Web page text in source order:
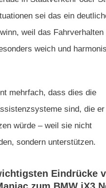
sei das ein
weil das Fahrverhalten
weich und
mehrfach, dass dies die
sind, die er
würde – weil sie nicht
sondern unterstützen.
Eindrücke